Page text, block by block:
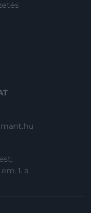
1. a